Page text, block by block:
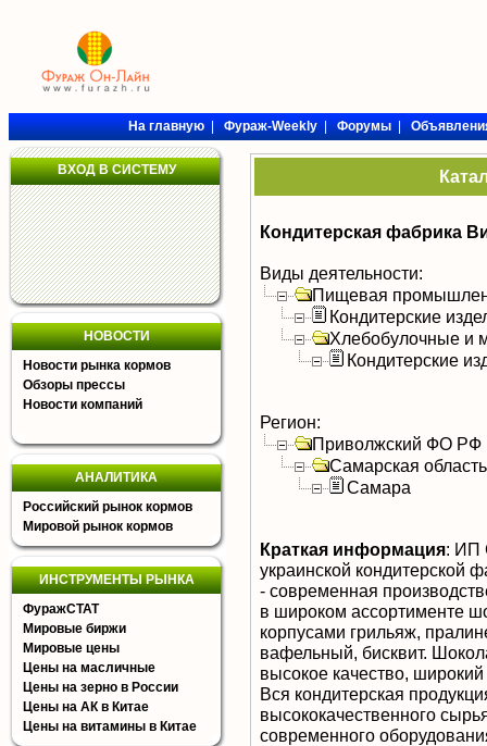
На главную|Фураж-Weekly|Форумы|
ВХОД В СИСТЕМУ
НОВОСТИ
Новости рынка кормов
Обзоры прессы
Новости компаний
АНАЛИТИКА
Российский рынок кормов
Мировой рынок кормов
ИНСТРУМЕНТЫ РЫНКА
ФуражСТАТ
Мировые биржи
Мировые цены
Цены на масличные
Цены на зерно в России
Цены на АК в Китае
Цены на витамины в Китае
Кондитерская фабрика
Виды деятельности:
Пищевая
Кондитерские
Хлебобулочные и
Кондитерские
Регион:
Приволжский ФО РФ
Самарская область
Самара
Краткая информация: ИП
украинской кондитерской
- современная
в широком ассортименте
корпусами грильяж,
вафельный, бисквит.
высокое качество,
Вся кондитерская
высококачественного
современного